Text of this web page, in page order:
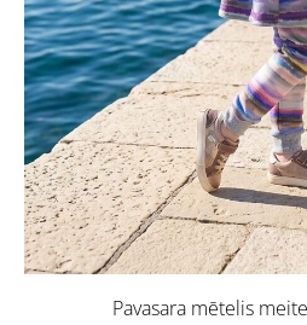
Pavasara mētelis